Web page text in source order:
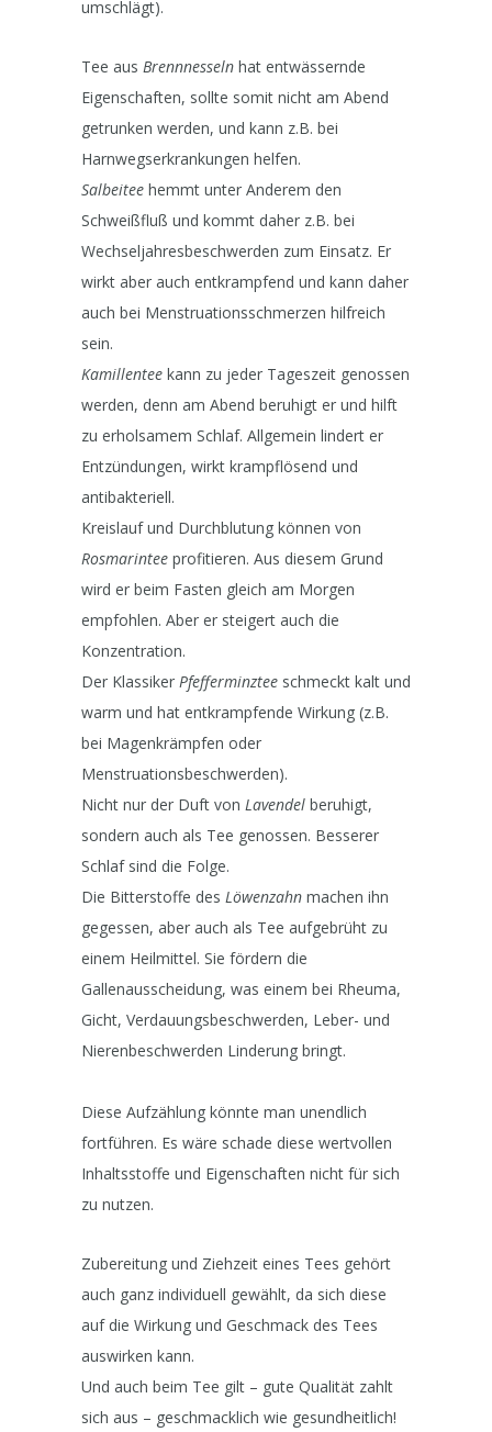
umschlägt).
Tee aus Brennnesseln hat entwässernde
Eigenschaften, sollte somit nicht am Abend
getrunken werden, und kann z.B. bei
Harnwegserkrankungen helfen.
Salbeitee hemmt unter Anderem den
Schweißfluß und kommt daher z.B. bei
Wechseljahresbeschwerden zum Einsatz. Er
wirkt aber auch entkrampfend und kann daher
auch bei Menstruationsschmerzen hilfreich
sein.
Kamillentee kann zu jeder Tageszeit genossen
werden, denn am Abend beruhigt er und hilft
zu erholsamem Schlaf. Allgemein lindert er
Entzündungen, wirkt krampflösend und
antibakteriell.
Kreislauf und Durchblutung können von
Rosmarintee profitieren. Aus diesem Grund
wird er beim Fasten gleich am Morgen
empfohlen. Aber er steigert auch die
Konzentration.
Der Klassiker Pfefferminztee schmeckt kalt und
warm und hat entkrampfende Wirkung (z.B.
bei Magenkrämpfen oder
Menstruationsbeschwerden).
Nicht nur der Duft von Lavendel beruhigt,
sondern auch als Tee genossen. Besserer
Schlaf sind die Folge.
Die Bitterstoffe des Löwenzahn machen ihn
gegessen, aber auch als Tee aufgebrüht zu
einem Heilmittel. Sie fördern die
Gallenausscheidung, was einem bei Rheuma,
Gicht, Verdauungsbeschwerden, Leber- und
Nierenbeschwerden Linderung bringt.
Diese Aufzählung könnte man unendlich
fortführen. Es wäre schade diese wertvollen
Inhaltsstoffe und Eigenschaften nicht für sich
zu nutzen.
Zubereitung und Ziehzeit eines Tees gehört
auch ganz individuell gewählt, da sich diese
auf die Wirkung und Geschmack des Tees
auswirken kann.
Und auch beim Tee gilt – gute Qualität zahlt
sich aus – geschmacklich wie gesundheitlich!